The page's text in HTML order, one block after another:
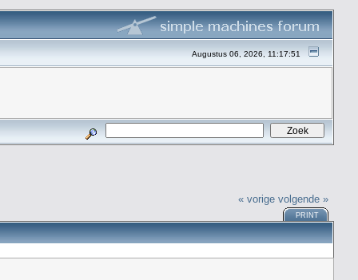
Augustus 06, 2026, 11:17:51
« vorige volgende »
PRINT